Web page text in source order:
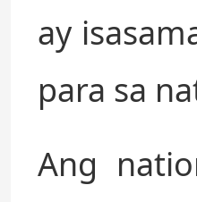
ay
para sa
Ang